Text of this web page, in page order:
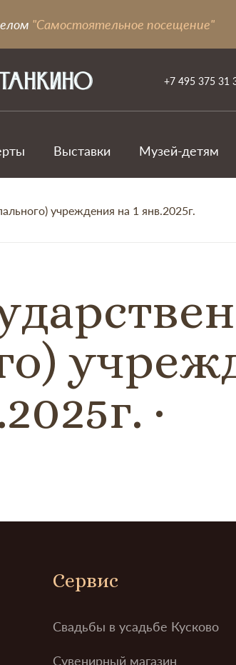
"Самостоятельное посещение"
+7 495 375 31
Выставки Музей-детям
учреждения на 1 янв.2025г.
Сервис
Свадьбы в усадьбе Кусково
Сувенирный магазин